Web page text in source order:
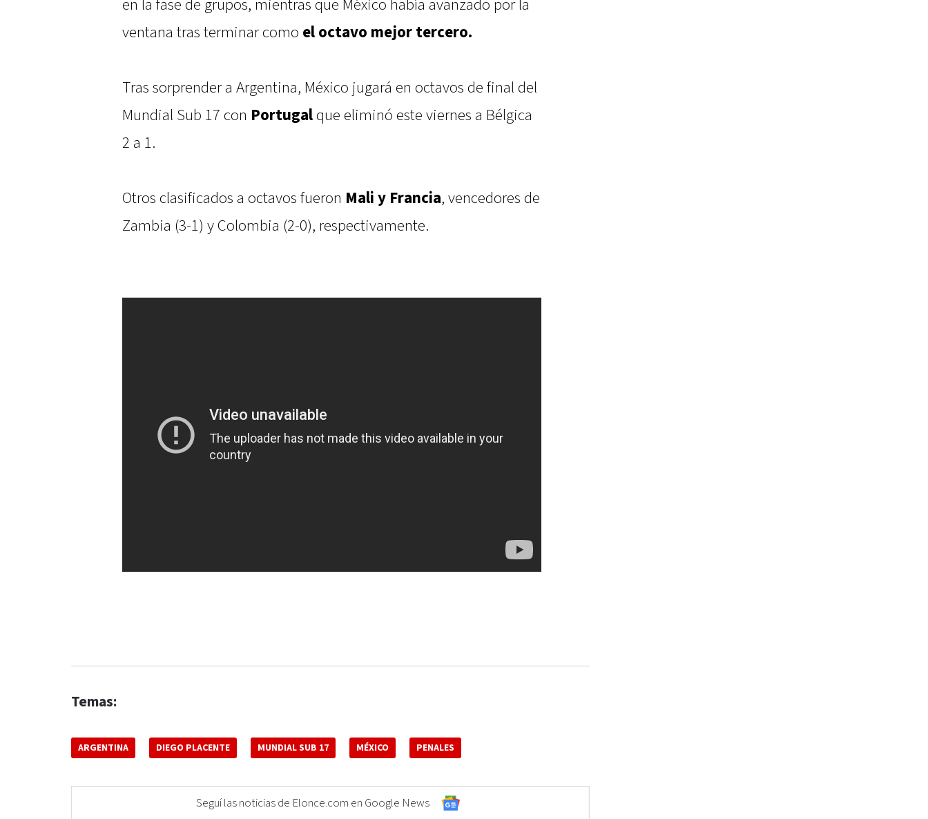
en la fase de grupos, mientras que México había avanzado por la
ventana tras terminar como el octavo mejor tercero.
Tras sorprender a Argentina, México jugará en octavos de final del
Mundial Sub 17 con Portugalque eliminó este viernes a Bélgica
2 a 1.
Otros clasificados a octavos fueron Mali y Francia, vencedores de
Zambia (3-1) y Colombia (2-0), respectivamente.
Temas:
ARGENTINA DIEGO PLACENTE MUNDIAL SUB 17 MÉXICO PENALES
Seguí las noticias de Elonce.com en Google News